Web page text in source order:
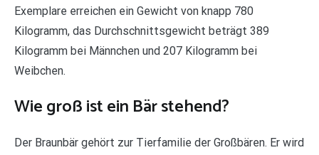
Exemplare erreichen ein Gewicht von knapp 780
Kilogramm, das Durchschnittsgewicht beträgt 389
Kilogramm bei Männchen und 207 Kilogramm bei
Weibchen.
Wie groß ist ein Bär stehend?
Der Braunbär gehört zur Tierfamilie der Großbären. Er wird